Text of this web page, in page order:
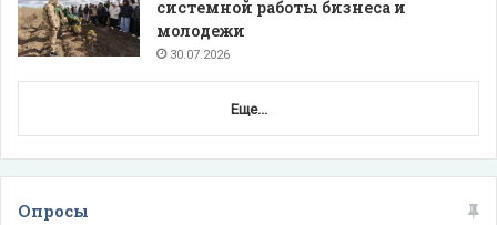
системной работы бизнеса и
молодежи
30.07.2026
Еще...
Опросы